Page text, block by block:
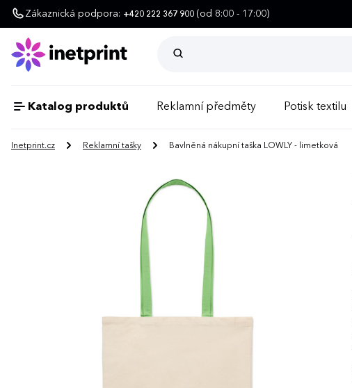
Zákaznická podpora: +420 222 367 900 (od 8:00 - 17:00)
Katalog produktů Reklamní předměty Potisk textilu
Inetprint.cz Reklamní tašky Bavlněná nákupní taška LOWLY - limetková